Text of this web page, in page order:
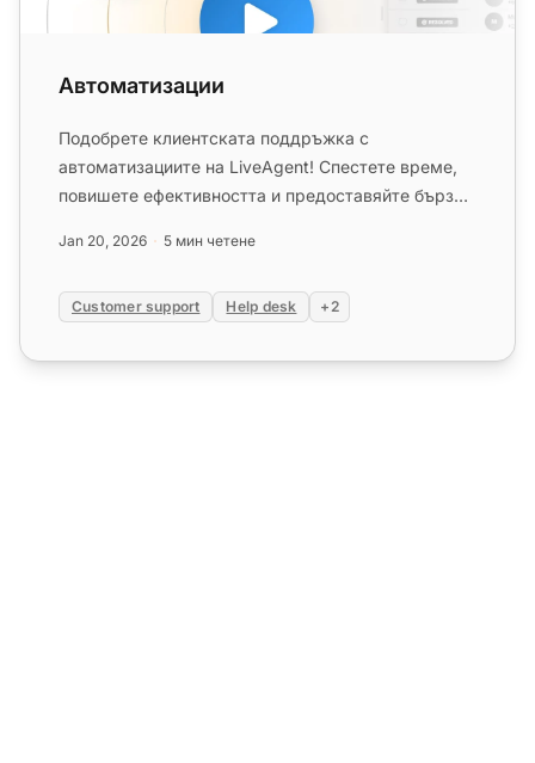
Автоматизации
Подобрете клиентската поддръжка с
автоматизациите на LiveAgent! Спестете време,
повишете ефективността и предоставяйте бързо
Jan 20, 2026 5 мин четене
Customer support Help desk +2